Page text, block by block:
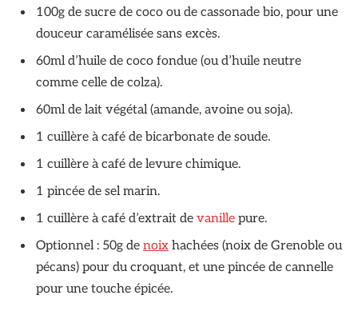
100g de sucre de coco ou de cassonade bio, pour une
douceur caramélisée sans excès.
60ml d’huile de coco fondue (ou d’huile neutre
comme celle de colza).
60ml de lait végétal (amande, avoine ou soja).
1 cuillère à café de bicarbonate de soude.
1 cuillère à café de levure chimique.
1 pincée de sel marin.
1 cuillère à café d’extrait de vanille pure.
Optionnel : 50g de noix hachées (noix de Grenoble ou
pécans) pour du croquant, et une pincée de cannelle
pour une touche épicée.